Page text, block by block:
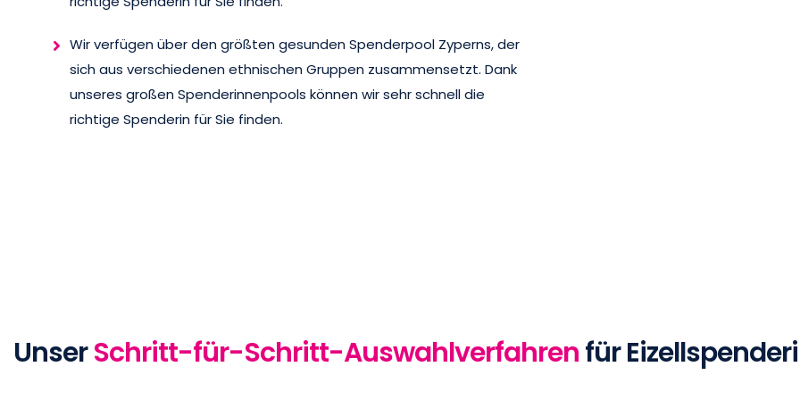
Wir verfügen über den größten gesunden Spenderpool Zyperns, der
sich aus verschiedenen ethnischen Gruppen zusammensetzt. Dank
unseres großen Spenderinnenpools können wir sehr schnell die
richtige Spenderin für Sie finden.
UnserSchritt-für-Schritt-Auswahlverfahrenfür